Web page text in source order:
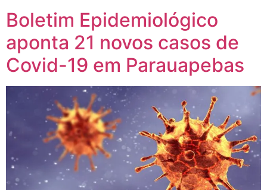
Boletim Epidemiológico
aponta 21 novos casos de
Covid-19 em Parauapebas